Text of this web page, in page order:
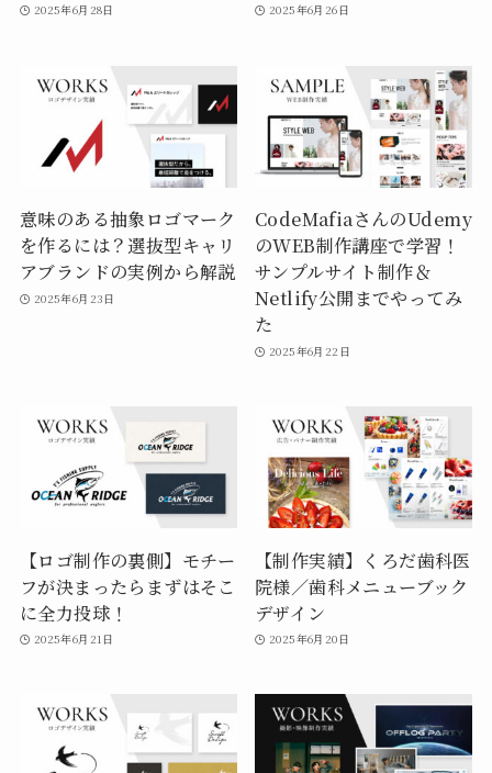
2025年6月28日 2025年6月26日
意味のある抽象ロゴマーク
を作るには？選抜型キャリ
アブランドの実例から解説
2025年6月23日
CodeMafiaさんのUdemy
のWEB制作講座で学習！
サンプルサイト制作＆
Netlify公開までやってみ
た
2025年6月22日
【ロゴ制作の裏側】モチー
フが決まったらまずはそこ
に全力投球！
2025年6月21日
【制作実績】くろだ歯科医
院様／歯科メニューブック
デザイン
2025年6月20日